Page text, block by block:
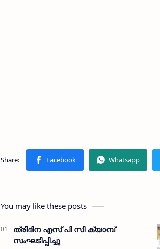
You may like these posts
ത്രിദിന എസ് പി സി ക്യാമ്പ്
സംഘടിപ്പിച്ചു